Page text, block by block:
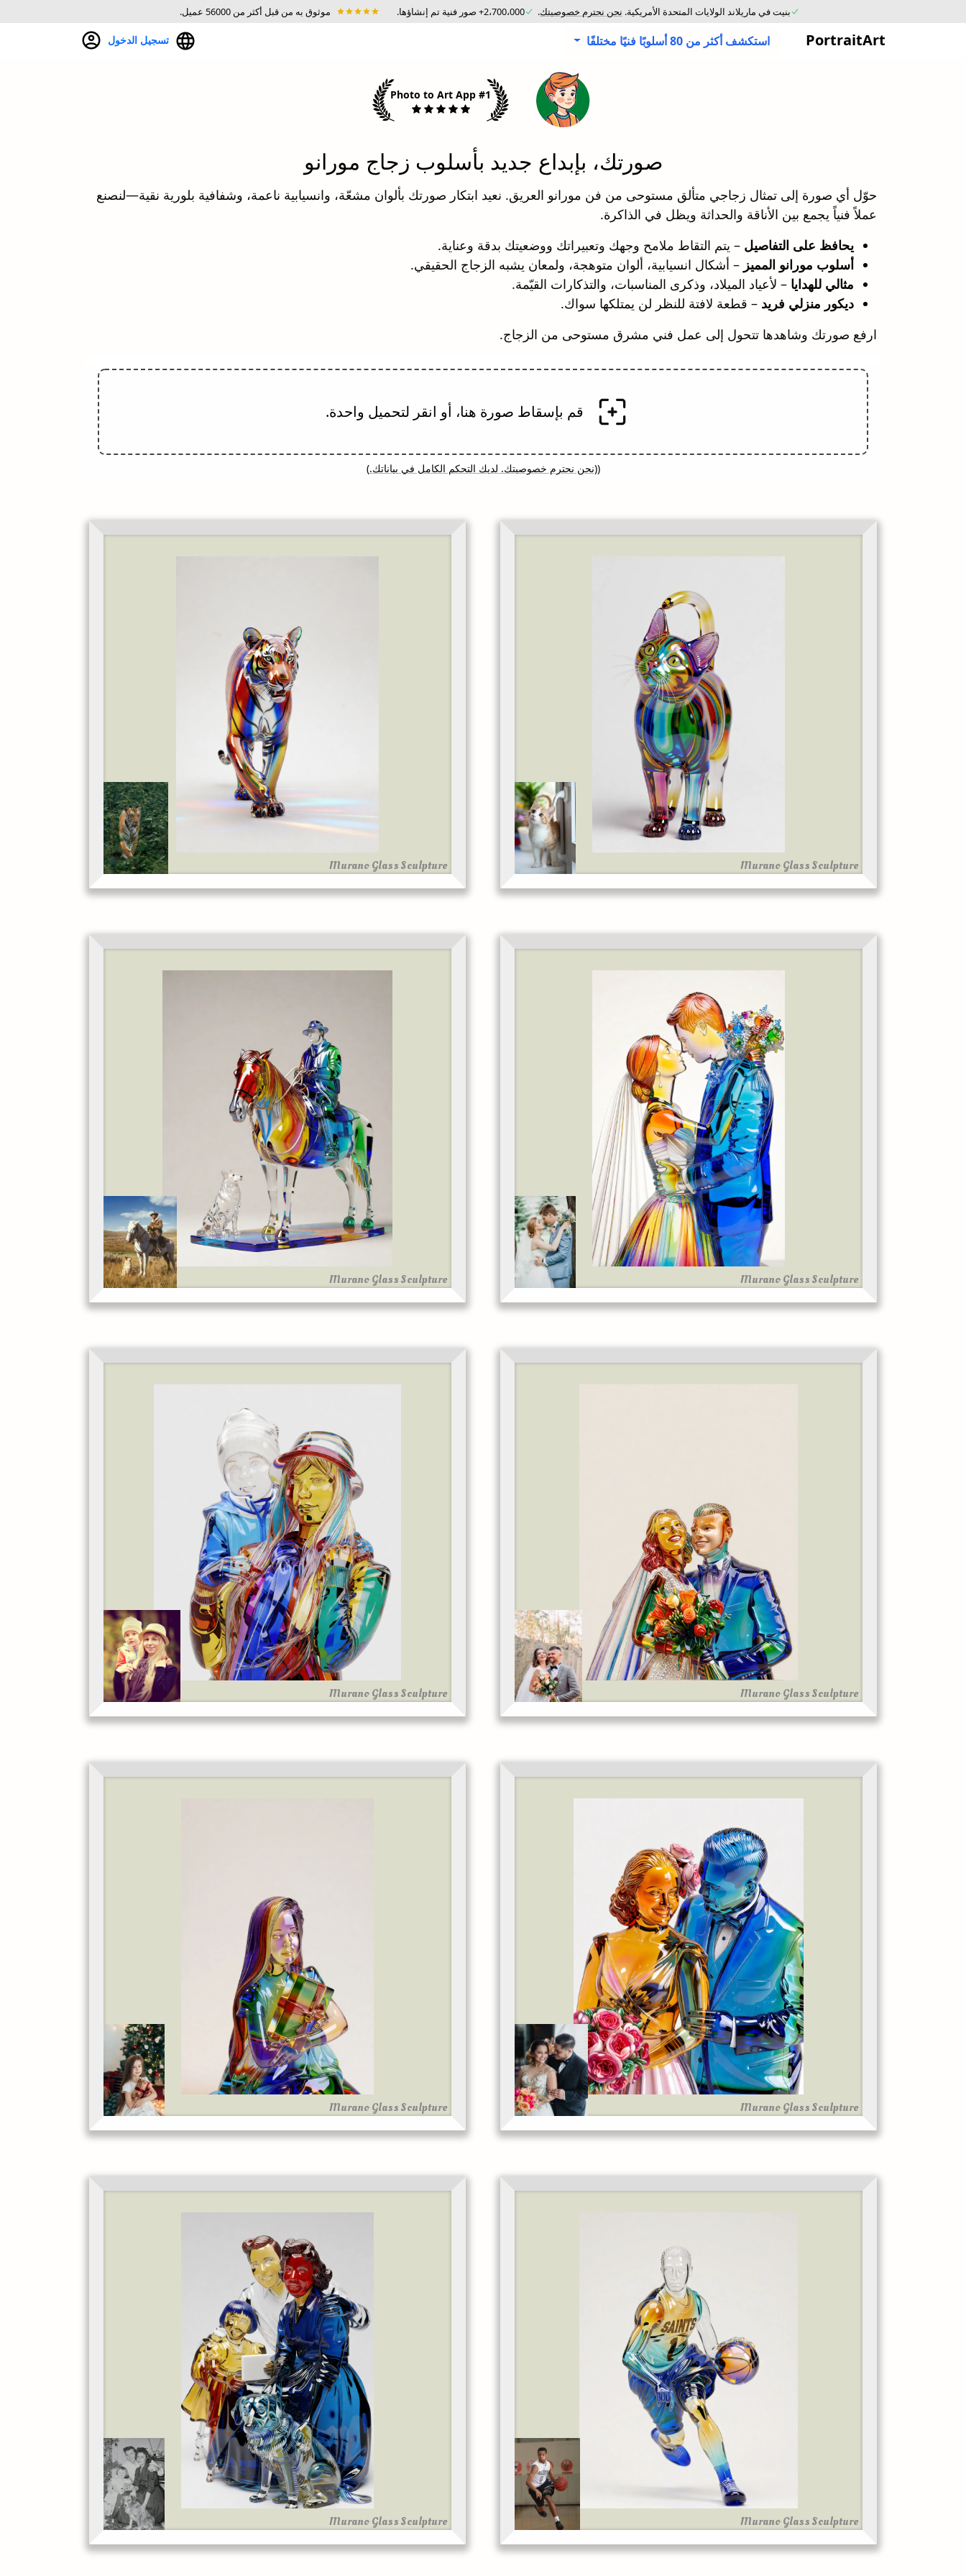
بنيت في ماريلاند الولايات المتحدة الأمريكية. نحن نحترم خصوصيتك. 2،700،000+ صور فنية تم إنشاؤها. موثوق به من قبل أكثر من 56000 عميل.
PortraitArt تسجيل الدخول استكشف أكثر من 80 أسلوبًا فنيًا مختلفًا
#1 Photo to Art App
صورتك، بإبداع جديد بأسلوب زجاج مورانو
حوّل أي صورة إلى تمثال زجاجي متألق مستوحى من فن مورانو العريق. نعيد ابتكار صورتك بألوان مشعّة، وانسيابية ناعمة، وشفافية بلورية نقية—لنصنع
عملاً فنياً يجمع بين الأناقة والحداثة ويظل في الذاكرة.
يحافظ على التفاصيل – يتم التقاط ملامح وجهك وتعبيراتك ووضعيتك بدقة وعناية.
أسلوب مورانو المميز – أشكال انسيابية، ألوان متوهجة، ولمعان يشبه الزجاج الحقيقي.
مثالي للهدايا – لأعياد الميلاد، وذكرى المناسبات، والتذكارات القيّمة.
ديكور منزلي فريد – قطعة لافتة للنظر لن يمتلكها سواك.
ارفع صورتك وشاهدها تتحول إلى عمل فني مشرق مستوحى من الزجاج.
قم بإسقاط صورة هنا، أو انقر لتحميل واحدة.
((نحن نحترم خصوصيتك. لديك التحكم الكامل في بياناتك.)
Murano Glass Sculpture
Murano Glass Sculpture
Murano Glass Sculpture
Murano Glass Sculpture
Murano Glass Sculpture
Murano Glass Sculpture
Murano Glass Sculpture
Murano Glass Sculpture
Murano Glass Sculpture
Murano Glass Sculpture